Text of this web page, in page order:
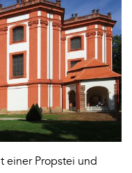
einer Propstei und